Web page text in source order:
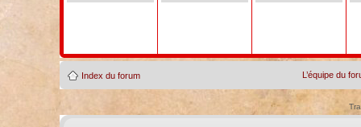
Index du forum L’équipe du